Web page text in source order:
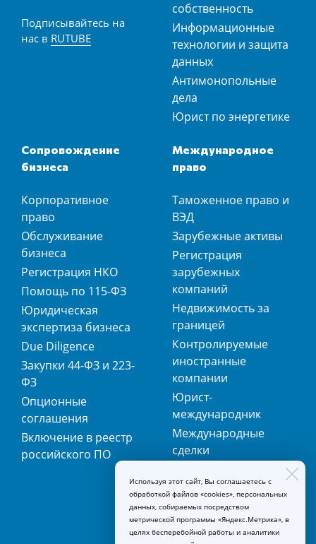
Подписывайтесь на
нас в RUTUBE
собственность
Информационные
технологии и защита
данных
Антимонопольные
дела
Юрист по энергетике
Сопровождение
бизнеса
Корпоративное
право
Обслуживание
бизнеса
Регистрация НКО
Помощь по 115-ФЗ
Юридическая
экспертиза бизнеса
Due Diligence
Закупки 44-ФЗ и 223-
ФЗ
Опционные
соглашения
Включение в реестр
российского ПО
Международное
право
Таможенное право и
ВЭД
Зарубежные активы
Регистрация
зарубежных
компаний
Недвижимость за
границей
Контролируемые
иностранные
компании
Юрист-
международник
Международные
сделки
регистрация
товарных знаков
Используя этот сайт, Вы соглашаетесь с
обработкой файлов «cookies», персональных
данных, собираемых посредством
метрической программы «Яндекс.Метрика», в
целях бесперебойной работы и аналитики